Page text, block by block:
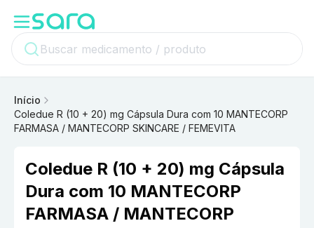
Início
Coledue R (10 + 20) mg Cápsula Dura com 10 MANTECORP
FARMASA / MANTECORP SKINCARE / FEMEVITA
Coledue R (10 + 20) mg Cápsula
Dura com 10 MANTECORP
FARMASA / MANTECORP